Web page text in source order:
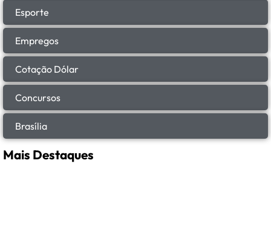
Esporte
Empregos
Cotação Dólar
Concursos
Brasília
Mais Destaques